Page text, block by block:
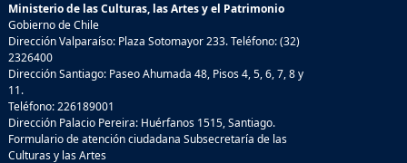
Ministerio de las Culturas, las Artes y el Patrimonio
Gobierno de Chile
Dirección Valparaíso: Plaza Sotomayor 233. Teléfono: (32)
2326400
Dirección Santiago: Paseo Ahumada 48, Pisos 4, 5, 6, 7, 8 y
11.
Teléfono: 226189001
Dirección Palacio Pereira: Huérfanos 1515, Santiago.
Formulario de atención ciudadana Subsecretaría de las
Culturas y las Artes